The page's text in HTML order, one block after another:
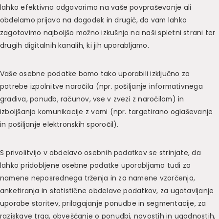
lahko efektivno odgovorimo na vaše povpraševanje ali
obdelamo prijavo na dogodek in drugič, da vam lahko
zagotovimo najboljšo možno izkušnjo na naši spletni strani ter
drugih digitalnih kanalih, ki jih uporabljamo.
Vaše osebne podatke bomo tako uporabili izključno za
potrebe izpolnitve naročila (npr. pošiljanje informativnega
gradiva, ponudb, računov, vse v zvezi z naročilom) in
izboljšanja komunikacije z vami (npr. targetirano oglaševanje
in pošiljanje elektronskih sporočil).
S privolitvijo v obdelavo osebnih podatkov se strinjate, da
lahko pridobljene osebne podatke uporabljamo tudi za
namene neposrednega trženja in za namene vzorčenja,
anketiranja in statistične obdelave podatkov, za ugotavljanje
uporabe storitev, prilagajanje ponudbe in segmentacije, za
raziskave trga, obveščanje o ponudbi, novostih in ugodnostih,